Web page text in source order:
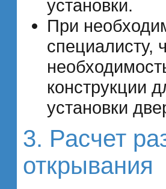
установки.
При
специалисту,
конструкции
установки
3. Расчет
открывания